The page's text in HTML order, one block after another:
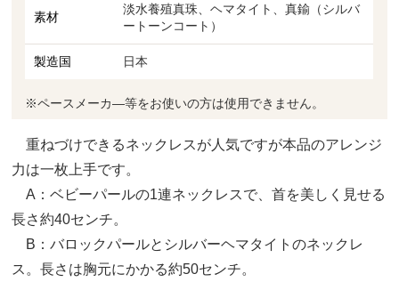
素材
淡水養殖真珠、ヘマタイト、真鍮（シルバ
ートーンコート）
製造国 日本
※ペースメーカ―等をお使いの方は使用できません。
重ねづけできるネックレスが人気ですが本品のアレンジ
力は一枚上手です。
A：ベビーパールの1連ネックレスで、首を美しく見せる
長さ約40センチ。
B：バロックパールとシルバーヘマタイトのネックレ
ス。長さは胸元にかかる約50センチ。